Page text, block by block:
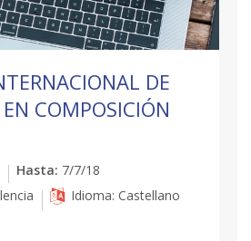
DE
COMPOSICIÓN
Hasta: 7/7/18
Idioma: Castellano